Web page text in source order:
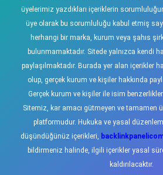
üyelerimiz yazdıkları içeriklerin
üye olarak bu sorumluluğu kabul etmiş
herhangi bir marka, kurum veya şahıs
bulunmamaktadır. Sitede yalnızca kendi
paylaşılmaktadır. Burada yer alan içerikler
olup, gerçek kurum ve kişiler hakkında
Gerçek kurum ve kişiler ile isim
Sitemiz, kar amacı gütmeyen ve tamamen
platformudur. Hukuka ve yasal
düşündüğünüz içerikleri,
bildirmeniz halinde, ilgili içerikler yasal
kaldırılacaktır.